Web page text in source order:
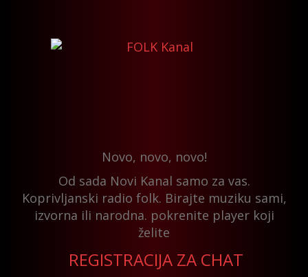
Novo, novo, novo!
Od sada Novi Kanal samo za vas.
Koprivljanski radio folk. Birajte muziku sami,
izvorna ili narodna. pokrenite player koji
želite
REGISTRACIJA ZA CHAT